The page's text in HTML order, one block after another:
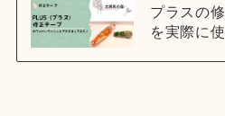
プラスの
を実際に